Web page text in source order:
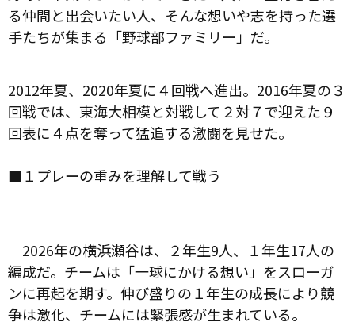
る仲間と出会いたい人、そんな想いや志を持った選
手たちが集まる「野球部ファミリー」だ。
2012年夏、2020年夏に４回戦へ進出。2016年夏の３
回戦では、東海大相模と対戦して２対７で迎えた９
回表に４点を奪って猛追する激闘を見せた。
■１プレーの重みを理解して戦う
2026年の横浜瀬谷は、２年生9人、１年生17人の
編成だ。チームは「一球にかける想い」をスローガ
ンに再起を期す。伸び盛りの１年生の成長により競
争は激化、チームには緊張感が生まれている。